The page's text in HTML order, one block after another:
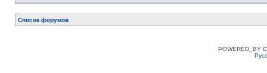
Список форумов
POWERED_BY